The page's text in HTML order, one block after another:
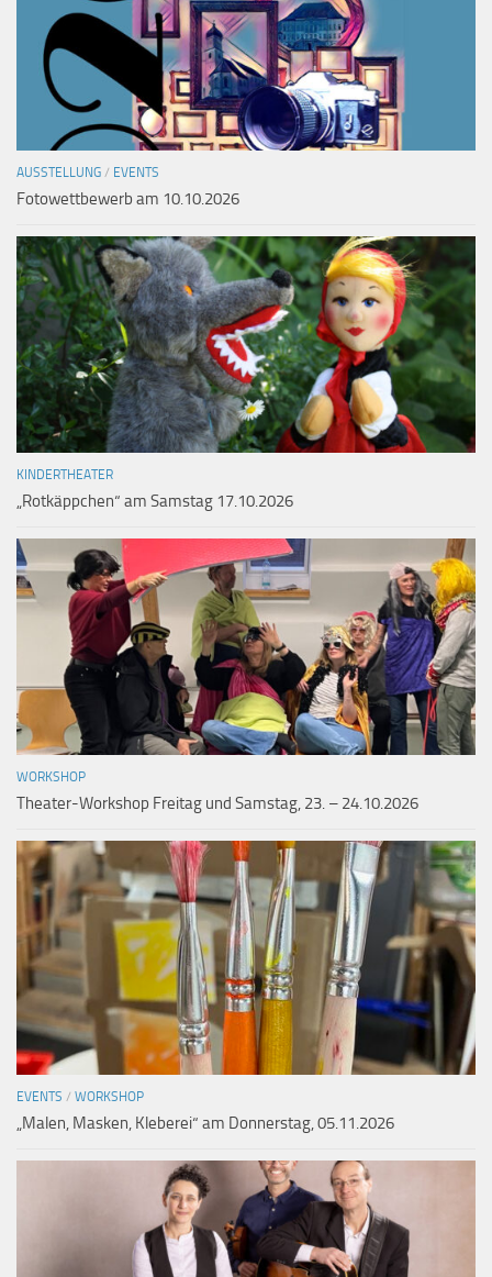
AUSSTELLUNG / EVENTS
Fotowettbewerb am 10.10.2026
KINDERTHEATER
„Rotkäppchen“ am Samstag 17.10.2026
WORKSHOP
Theater-Workshop Freitag und Samstag, 23. – 24.10.2026
EVENTS / WORKSHOP
„Malen, Masken, Kleberei“ am Donnerstag, 05.11.2026